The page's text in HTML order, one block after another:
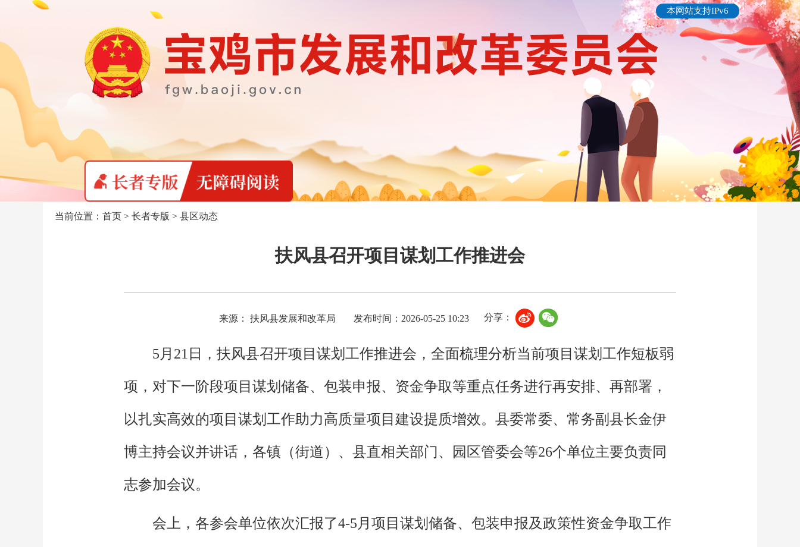
本网站支持IPv6
当前位置： 首页 > 长者专版 > 县区动态
扶风县召开项目谋划工作推进会
来源： 扶风县发展和改革局 发布时间：2026-05-25 10:23 分享：
5月21日，扶风县召开项目谋划工作推进会，全面梳理分析当前项目谋划工作短板弱
项，对下一阶段项目谋划储备、包装申报、资金争取等重点任务进行再安排、再部署，
以扎实高效的项目谋划工作助力高质量项目建设提质增效。县委常委、常务副县长金伊
博主持会议并讲话，各镇（街道）、县直相关部门、园区管委会等26个单位主要负责同
志参加会议。
会上，各参会单位依次汇报了4-5月项目谋划储备、包装申报及政策性资金争取工作